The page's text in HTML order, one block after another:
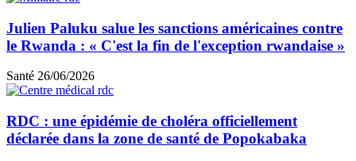
Julien Paluku salue les sanctions américaines contre
le Rwanda : « C'est la fin de l'exception rwandaise »
Santé 26/06/2026
RDC : une épidémie de choléra officiellement
déclarée dans la zone de santé de Popokabaka